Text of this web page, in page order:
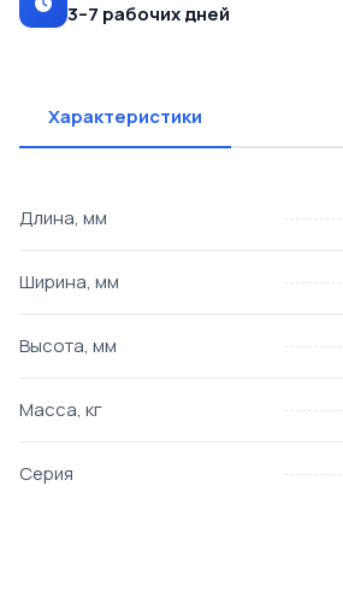
3–7 рабочих дней
Характеристики
Длина, мм
Ширина, мм
Высота, мм
Масса, кг
Серия